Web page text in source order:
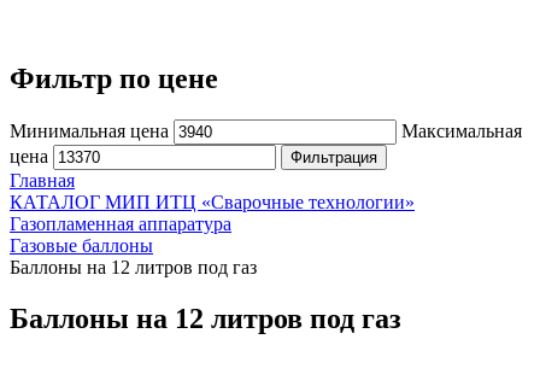
Фильтр по цене
Минимальная цена
Максимальная
цена
Фильтрация
Главная
КАТАЛОГ МИП ИТЦ «Сварочные технологии»
Газопламенная аппаратура
Газовые баллоны
Баллоны на 12 литров под газ
Баллоны на 12 литров под газ